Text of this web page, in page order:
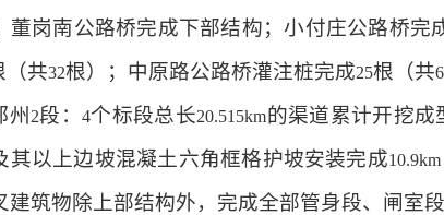
董岗南公路桥完成下部结构；小付庄公路桥完
（共32根）；中原路公路桥灌注桩完成25根（共
州 2段：4个标段总长20.515km的渠道累计开挖成
其以上边坡混凝土六角框格护坡安装完成10.9km
建筑物除上部结构外，完成全部管身段、闸室